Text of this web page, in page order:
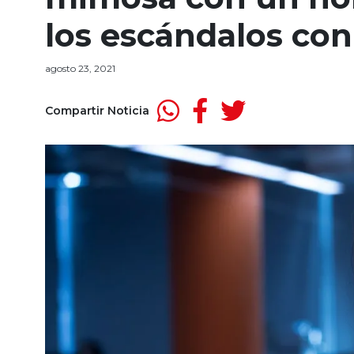
los escándalos
agosto 23, 2021
Compartir Noticia